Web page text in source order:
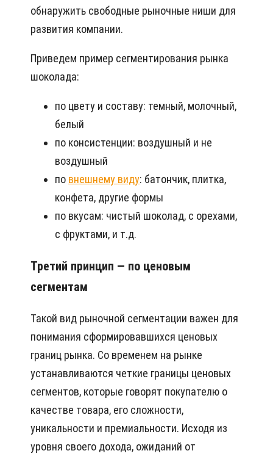
обнаружить свободные рыночные ниши для
развития компании.
Приведем пример сегментирования рынка
шоколада:
по цвету и составу: темный, молочный,
белый
по консистенции: воздушный и не
воздушный
по внешнему виду: батончик, плитка,
конфета, другие формы
по вкусам: чистый шоколад, с орехами,
с фруктами, и т.д.
Третий принцип — по ценовым
сегментам
Такой вид рыночной сегментации важен для
понимания сформировавшихся ценовых
границ рынка. Со временем на рынке
устанавливаются четкие границы ценовых
сегментов, которые говорят покупателю о
качестве товара, его сложности,
уникальности и премиальности. Исходя из
уровня своего дохода, ожиданий от